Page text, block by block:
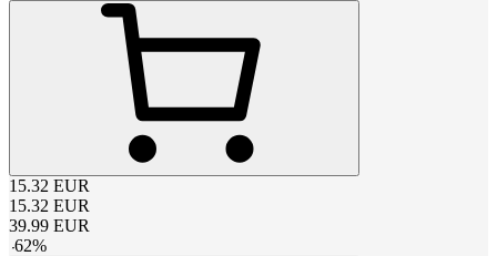
15.32 EUR
15.32 EUR
39.99 EUR
-62%